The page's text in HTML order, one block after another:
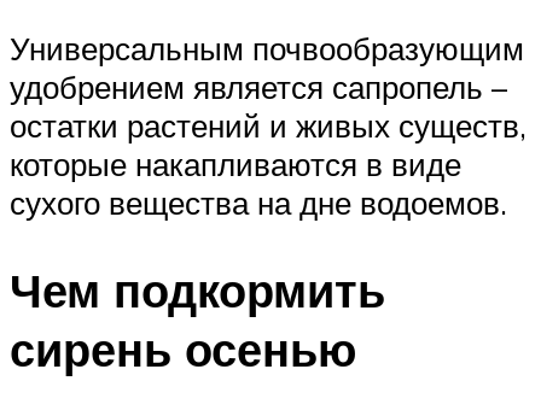
Универсальным почвообразующим
удобрением является сапропель –
остатки растений и живых существ,
которые накапливаются в виде
сухого вещества на дне водоемов.
Чем подкормить
сирень осенью